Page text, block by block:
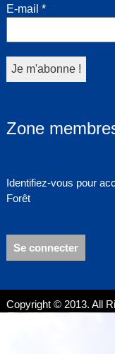
E-mail *
Zone
Identifiez-vous pour
Forêt
Se connecter
Copyright © 2013. All